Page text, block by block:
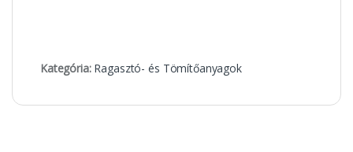
Kategória: Ragasztó- és Tömítőanyagok